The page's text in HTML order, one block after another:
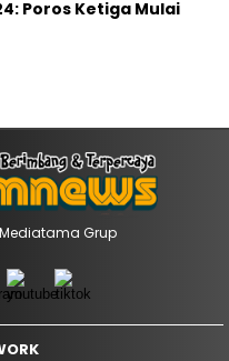
Poros Ketiga Mulai
Grup